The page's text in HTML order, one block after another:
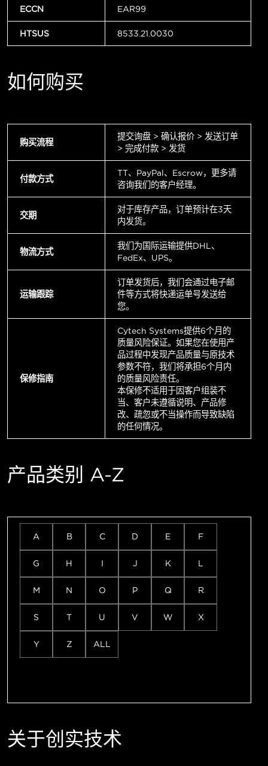
ECCN EAR99
HTSUS 8533.21.0030
如何购买
购买流程
提交询盘 > 确认报价 > 发送订单
> 完成付款 > 发货
付款方式
TT、PayPal、Escrow，更多请
咨询我们的客户经理。
交期
对于库存产品，订单预计在3天
内发货。
物流方式
我们为国际运输提供DHL、
FedEx、UPS。
运输跟踪
订单发货后，我们会通过电子邮
件等方式将快递运单号发送给
您。
保修指南
Cytech Systems提供6个月的
质量风险保证。如果您在使用产
品过程中发现产品质量与原技术
参数不符，我们将承担6个月内
的质量风险责任。
本保修不适用于因客户组装不
当、客户未遵循说明、产品修
改、疏忽或不当操作而导致缺陷
的任何情况。
产品类别 A-Z
A B C D E F
G H I J K L
M N O P Q R
S T U V W X
Y Z ALL
关于创实技术